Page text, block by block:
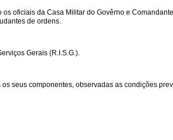
oficiais da Casa Militar do Govêrno e
de ordens.
Gerais (R.I.S.G.).
seus componentes, observadas as condições